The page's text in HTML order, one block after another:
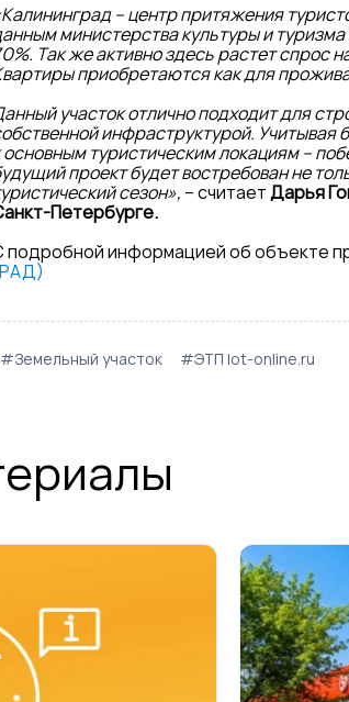
– центр притяжения
министерства культуры и
Так же активно здесь растет спрос
приобретаются как для
участок отлично подходит для
инфраструктурой. Учитывая
основным туристическим локациям –
проект будет востребован не
сезон», – считаетДарья
Петербурге.
подробной информацией об объекте
#Земельный участок #ЭТП lot-online.ru